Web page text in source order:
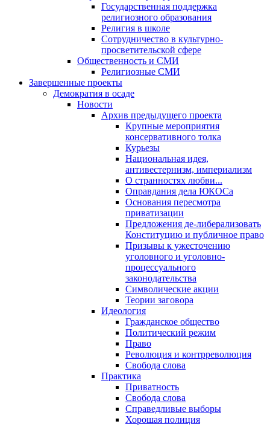
Государственная поддержка
религиозного образования
Религия в школе
Сотрудничество в культурно-
просветительской сфере
Общественность и СМИ
Религиозные СМИ
Завершенные проекты
Демократия в осаде
Новости
Архив предыдущего проекта
Крупные мероприятия
консервативного толка
Курьезы
Национальная идея,
антивестернизм, империализм
О странностях любви...
Оправдания дела ЮКОСа
Основания пересмотра
приватизации
Предложения де-либерализовать
Конституцию и публичное право
Призывы к ужесточению
уголовного и уголовно-
процессуального
законодательства
Символические акции
Теории заговора
Идеология
Гражданское общество
Политический режим
Право
Революция и контрреволюция
Свобода слова
Практика
Приватность
Свобода слова
Справедливые выборы
Хорошая полиция